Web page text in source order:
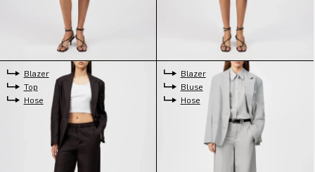
Blazer
Top
Hose
Blazer
Bluse
Hose